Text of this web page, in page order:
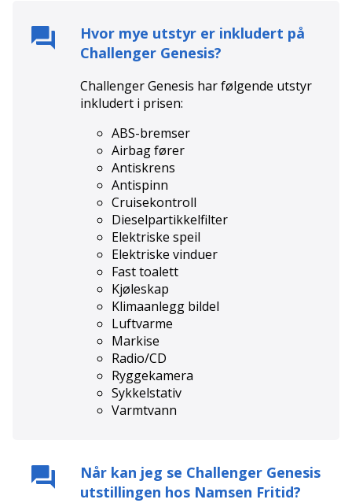
Hvor mye utstyr er inkludert på
Challenger Genesis?
Challenger Genesis har følgende utstyr
inkludert i prisen:
ABS-bremser
Airbag fører
Antiskrens
Antispinn
Cruisekontroll
Dieselpartikkelfilter
Elektriske speil
Elektriske vinduer
Fast toalett
Kjøleskap
Klimaanlegg bildel
Luftvarme
Markise
Radio/CD
Ryggekamera
Sykkelstativ
Varmtvann
Når kan jeg se Challenger Genesis
utstillingen hos Namsen Fritid?